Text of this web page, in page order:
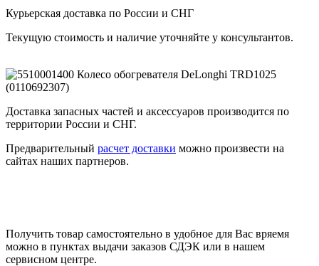
Курьерская доставка по России и СНГ
Текущую стоимость и наличие уточняйте у консультантов.
Доставка запасных частей и аксессуаров производится по
территории России и СНГ.
Предварительный расчет доставки можно произвести на
сайтах наших партнеров.
Получить товар самостоятельно в удобное для Вас вряемя
можно в пунктах выдачи заказов СДЭК или в нашем
сервисном центре.